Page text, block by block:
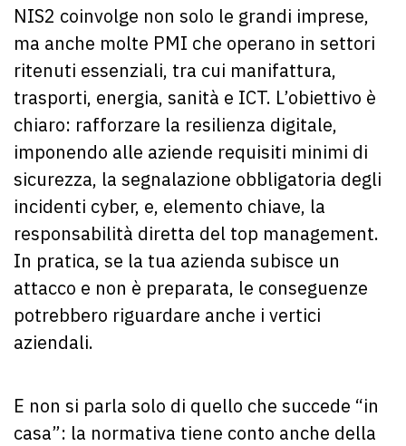
NIS2 coinvolge non solo le grandi imprese,
ma anche molte PMI che operano in settori
ritenuti essenziali, tra cui manifattura,
trasporti, energia, sanità e ICT. L’obiettivo è
chiaro: rafforzare la resilienza digitale,
imponendo alle aziende requisiti minimi di
sicurezza, la segnalazione obbligatoria degli
incidenti cyber, e, elemento chiave, la
responsabilità diretta del top management.
In pratica, se la tua azienda subisce un
attacco e non è preparata, le conseguenze
potrebbero riguardare anche i vertici
aziendali.
E non si parla solo di quello che succede “in
casa”: la normativa tiene conto anche della